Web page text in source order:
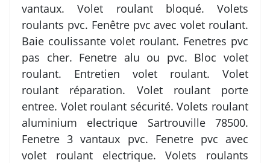
vantaux. Volet roulant bloqué. Volets
roulants pvc. Fenêtre pvc avec volet roulant.
Baie coulissante volet roulant. Fenetres pvc
pas cher. Fenetre alu ou pvc. Bloc volet
roulant. Entretien volet roulant. Volet
roulant réparation. Volet roulant porte
entree. Volet roulant sécurité. Volets roulant
aluminium electrique Sartrouville 78500.
Fenetre 3 vantaux pvc. Fenetre pvc avec
volet roulant electrique. Volets roulants